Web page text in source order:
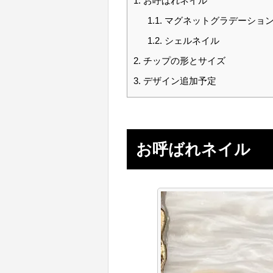
1.1. マグネットグラデーショ
1.2. シェルネイル
2. チップの形とサイズ
3. デザイン追加予定
お呼ばれネイル